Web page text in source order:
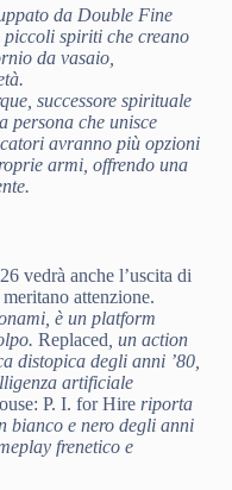
da Double Fine
spiriti che creano
da vasaio,
successore spirituale
persona che unisce
avranno più opzioni
armi, offrendo una
vedrà anche l’uscita di
attenzione.
è un platform
Replaced , un action
distopica degli anni ’80,
artificiale
P. I. for Hireriporta
bianco e nero degli anni
frenetico e